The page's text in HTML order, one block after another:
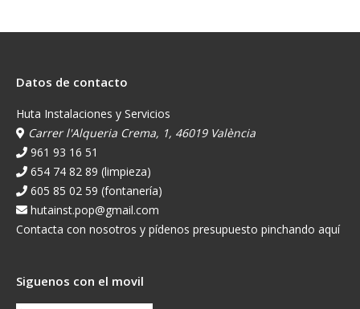
Datos de contacto
Huta Instalaciones y Servicios
Carrer l'Alqueria Crema, 1, 46019 València
961 93 16 51
654 74 82 89 (limpieza)
605 85 02 59 (fontanería)
hutainst.pop@gmail.com
Contacta con nosotros y pídenos presupuesto pinchando aquí
Siguenos con el movil